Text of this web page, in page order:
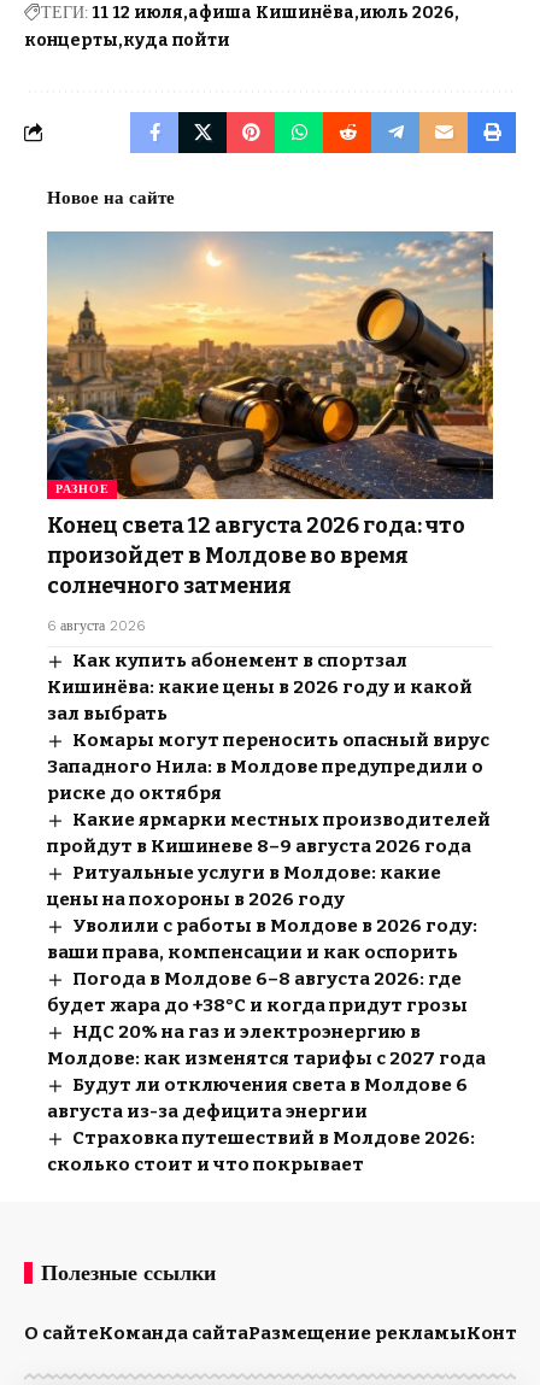
ТЕГИ:11 12 июля афиша Кишинёва июль 2026
концерты куда пойти
Новое на сайте
РАЗНОЕ
Конец света 12 августа 2026 года: что
произойдет в Молдове во время
солнечного затмения
6 августа 2026
Как купить абонемент в спортзал
Кишинёва: какие цены в 2026 году и какой
зал выбрать
Комары могут переносить опасный вирус
Западного Нила: в Молдове предупредили о
риске до октября
Какие ярмарки местных производителей
пройдут в Кишиневе 8–9 августа 2026 года
Ритуальные услуги в Молдове: какие
цены на похороны в 2026 году
Уволили с работы в Молдове в 2026 году:
ваши права, компенсации и как оспорить
Погода в Молдове 6–8 августа 2026: где
будет жара до +38°C и когда придут грозы
НДС 20% на газ и электроэнергию в
Молдове: как изменятся тарифы с 2027 года
Будут ли отключения света в Молдове 6
августа из-за дефицита энергии
Страховка путешествий в Молдове 2026:
сколько стоит и что покрывает
Полезные ссылки
О сайтеКоманда сайтаРазмещение рекламы